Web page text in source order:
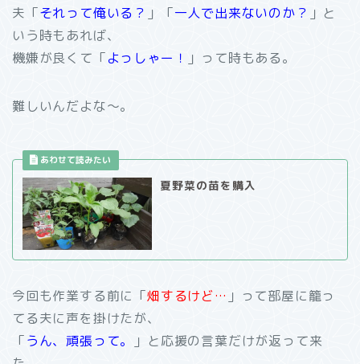
夫「それって俺いる？ 」「一人で出来ないのか？ 」と
いう時もあれば、
機嫌が良くて「よっしゃー！ 」って時もある。
難しいんだよな～。
夏野菜の苗を購入
今回も作業する前に「畑するけど… 」って部屋に籠っ
てる夫に声を掛けたが、
「うん、頑張って。
」と応援の言葉だけが返って来